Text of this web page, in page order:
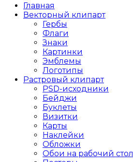
Главная
Векторный клипарт
Гербы
Флаги
Знаки
Картинки
Эмблемы
Логотипы
Растровый клипарт
PSD-исходники
Бейджи
Буклеты
Визитки
Карты
Наклейки
Обложки
Обои на рабочий стол